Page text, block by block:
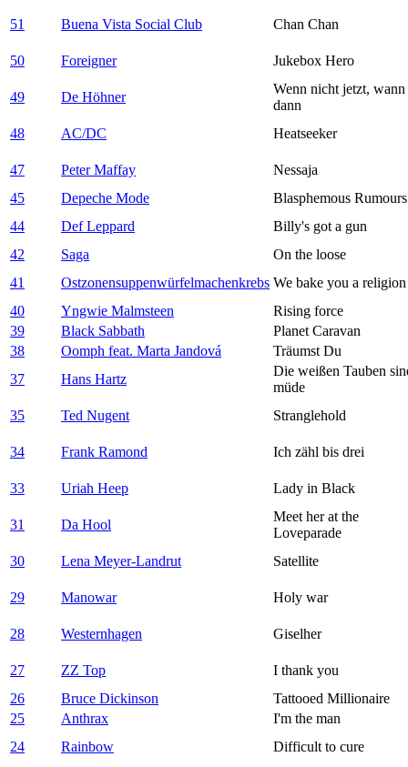
51 Buena Vista Social Club Chan Chan
50 Foreigner Jukebox Hero
49 De Höhner
Wenn nicht jetzt, wann
dann
48
AC/DC Heatseeker
47 Peter Maffay
Nessaja
45
Depeche Mode
Blasphemous Rumours
44
Def Leppard
Billy's got a gun
42
Saga
On the loose
41
Ostzonensuppenwürfelmachenkrebs We bake you a religion
40
Yngwie Malmsteen
Rising force
39
Black Sabbath
Planet Caravan
38
Oomph feat. Marta Jandová
Träumst Du
37
Hans Hartz
Die weißen Tauben
müde
35
Ted Nugent Stranglehold
34 Frank Ramond Ich zähl bis drei
33 Uriah Heep Lady in Black
31 Da Hool
Meet her at the
Loveparade
30
Lena Meyer-Landrut Satellite
29 Manowar Holy war
28 Westernhagen Giselher
27 ZZ Top
I thank you
26
Bruce Dickinson
Tattooed Millionaire
25
Anthrax
I'm the man
24
Rainbow Difficult to cure